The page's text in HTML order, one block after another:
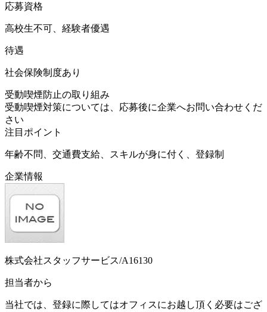
応募資格
高校生不可、経験者優遇
待遇
社会保険制度あり
受動喫煙防止の取り組み
受動喫煙対策については、応募後に企業へお問い合わせくだ
さい
注目ポイント
年齢不問、交通費支給、スキルが身に付く、登録制
企業情報
株式会社スタッフサービス/A16130
担当者から
当社では、登録に際してはオフィスにお越し頂く必要はござ